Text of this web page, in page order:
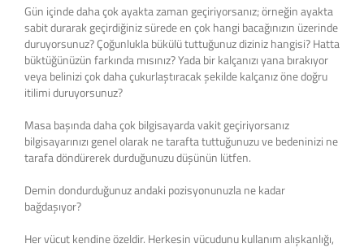
Gün içinde daha çok ayakta zaman geçiriyorsanız; örneğin ayakta
sabit durarak geçirdiğiniz sürede en çok hangi bacağınızın üzerinde
duruyorsunuz? Çoğunlukla bükülü tuttuğunuz diziniz hangisi? Hatta
büktüğünüzün farkında mısınız? Yada bir kalçanızı yana bırakıyor
veya belinizi çok daha çukurlaştıracak şekilde kalçanız öne doğru
itilimi duruyorsunuz?
Masa başında daha çok bilgisayarda vakit geçiriyorsanız
bilgisayarınızı genel olarak ne tarafta tuttuğunuzu ve bedeninizi ne
tarafa döndürerek durduğunuzu düşünün lütfen.
Demin dondurduğunuz andaki pozisyonunuzla ne kadar
bağdaşıyor?
Her vücut kendine özeldir. Herkesin vücudunu kullanım alışkanlığı,